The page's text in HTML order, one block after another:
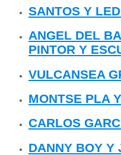
SANTOS Y
ANGEL DEL
PINTOR Y
VULCANSEA
MONTSE PLA
CARLOS
DANNY BOY Y